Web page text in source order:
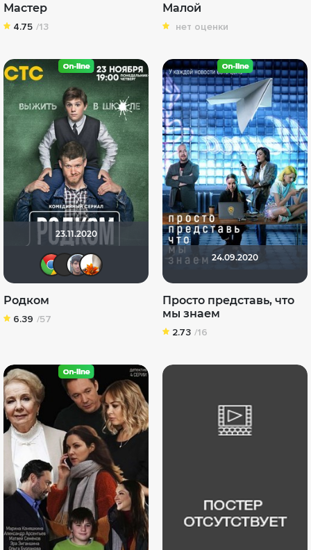
Мастер
4.75 /13
Малой
нет оценки
23.11.2020
Евгений
Родком
6.39 /57
24.09.2020
Просто представь, что
мы знаем
2.73 /16